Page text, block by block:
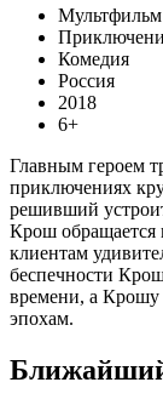
Мультфильм
Комедия
Россия
2018
6+
Главным героем
приключениях
решивший
Крош обращается
клиентам
беспечности
времени, а Крошу
эпохам.